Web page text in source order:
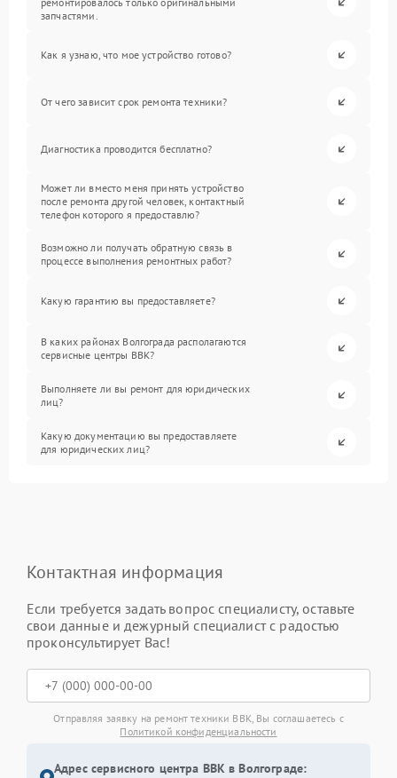
запчастями.
Как я узнаю, что мое устройство готово?
От чего зависит срок ремонта техники?
Диагностика проводится бесплатно?
Может ли вместо меня принять устройство
после ремонта другой человек, контактный
телефон которого я предоставлю?
Возможно ли получать обратную связь в
процессе выполнения ремонтных работ?
Какую гарантию вы предоставляете?
В каких районах Волгограда располагаются
сервисные центры BBK?
Выполняете ли вы ремонт для юридических
лиц?
Какую документацию вы предоставляете
для юридических лиц?
Контактная информация
Если требуется задать вопрос специалисту, оставьте
свои данные и дежурный специалист с радостью
проконсультирует Вас!
Отправляя заявку на ремонт техники BBK, Вы соглашаетесь с
Политикой конфиденциальности
Адрес сервисного центра BBK в Волгограде: